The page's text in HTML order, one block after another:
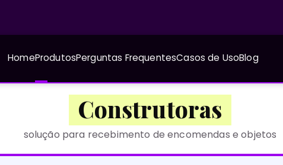
HomeProdutosPerguntas FrequentesCasos de UsoBlog
Construtoras
solução para recebimento de encomendas e objetos